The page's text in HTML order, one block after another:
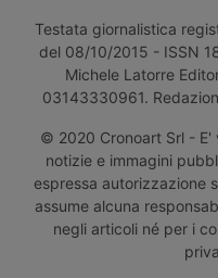
Testata giornalistica
del 08/10/2015 - ISSN
Michele Latorre
03143330961.
© 2020 Cronoart Srl - E'
notizie e immagini
espressa autorizzazione
assume alcuna
negli articoli né per i